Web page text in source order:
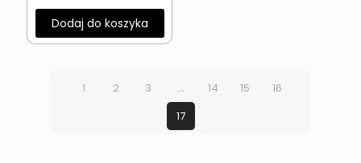
Dodaj do koszyka
1 2 3 … 14 15
16
17